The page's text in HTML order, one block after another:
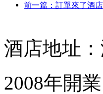
酒店地址
2008年開